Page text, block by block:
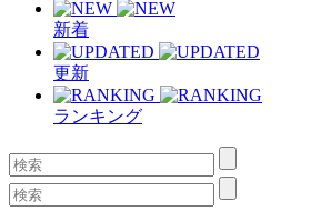
新着
更新
ランキング